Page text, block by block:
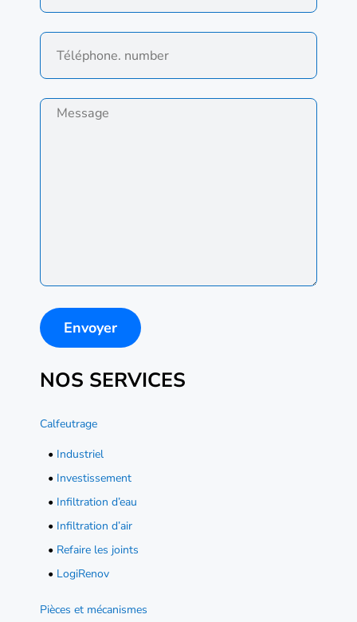
NOS SERVICES
Calfeutrage
• Industriel
• Investissement
• Infiltration d’eau
• Infiltration d’air
• Refaire les joints
• LogiRenov
Pièces et mécanismes